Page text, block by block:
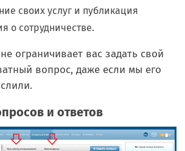
своих услуг и публикация
о сотрудничестве.
ограничивает вас задать свой
вопрос, даже если мы его
и ответов